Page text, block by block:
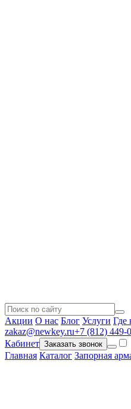
Акции О нас Блог Услуги Где
zakaz@newkey.ru+7 (812) 449-
Кабинет Заказать звонок
Главная Каталог Запорная